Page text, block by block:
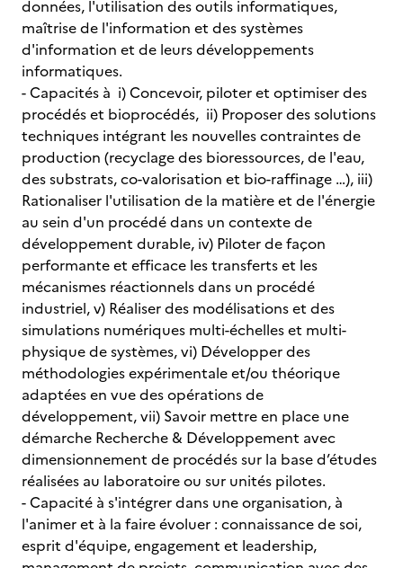
données, l'utilisation des outils informatiques,
maîtrise de l'information et des systèmes
d'information et de leurs développements
informatiques.
- Capacités à i) Concevoir, piloter et optimiser des
procédés et bioprocédés, ii) Proposer des solutions
techniques intégrant les nouvelles contraintes de
production (recyclage des bioressources, de l'eau,
des substrats, co-valorisation et bio-raffinage …), iii)
Rationaliser l'utilisation de la matière et de l'énergie
au sein d'un procédé dans un contexte de
développement durable, iv) Piloter de façon
performante et efficace les transferts et les
mécanismes réactionnels dans un procédé
industriel, v) Réaliser des modélisations et des
simulations numériques multi-échelles et multi-
physique de systèmes, vi) Développer des
méthodologies expérimentale et/ou théorique
adaptées en vue des opérations de
développement, vii) Savoir mettre en place une
démarche Recherche & Développement avec
dimensionnement de procédés sur la base d’études
réalisées au laboratoire ou sur unités pilotes.
- Capacité à s'intégrer dans une organisation, à
l'animer et à la faire évoluer : connaissance de soi,
esprit d'équipe, engagement et leadership,